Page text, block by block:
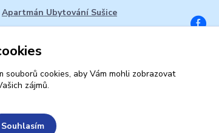
Apartmán Ubytování Sušice
souborů cookies, aby Vám mohli zobrazovat
zájmů.
Souhlasím